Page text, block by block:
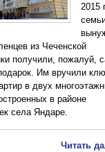
2015
из Чеченской
получили, пожалуй,
Им вручили
в двух
в районе
села Яндаре.
Читать